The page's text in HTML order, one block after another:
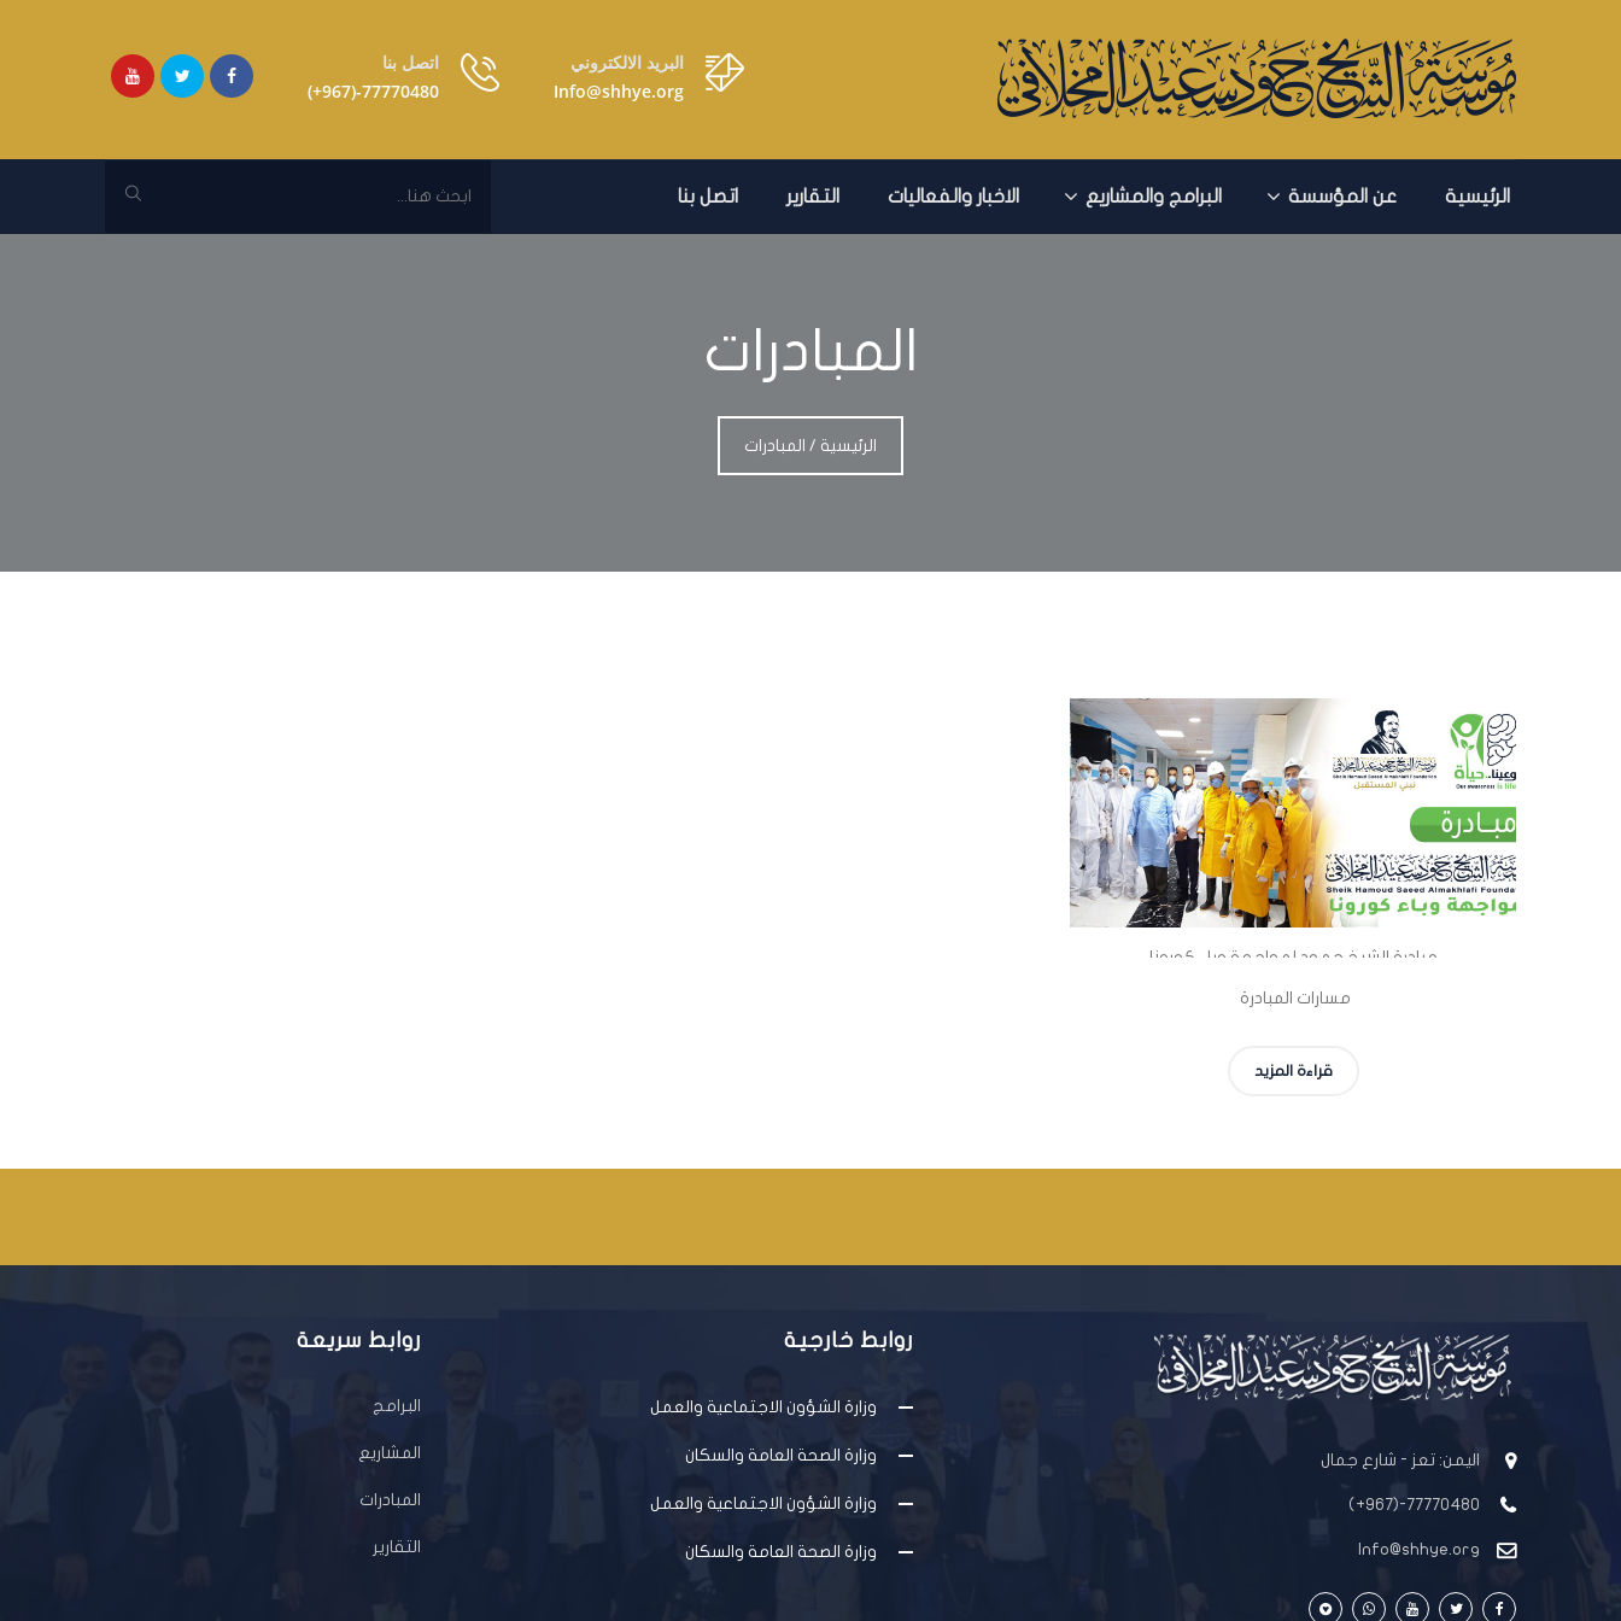
البريد الالكتروني
Info@shhye.org
اتصل بنا
77770480-(967+)
الرئيسية عن المؤسسة البرامج والمشاريع الاخبار والفعاليات التقارير اتصل بنا
المبادرات
الرئيسية / المبادرات
مبادرة الشيخ حمود لمواجهة وباء كورونا
مسارات المبادرة
قراءة المزيد
اليمن: تعز - شارع جمال
77770480-(967+)
Info@shhye.org
روابط خارجية
وزارة الشؤون الاجتماعية والعمل
وزارة الصحة العامة والسكان
وزارة الشؤون الاجتماعية والعمل
وزارة الصحة العامة والسكان
روابط سريعة
البرامج
المشاريع
المبادرات
التقارير